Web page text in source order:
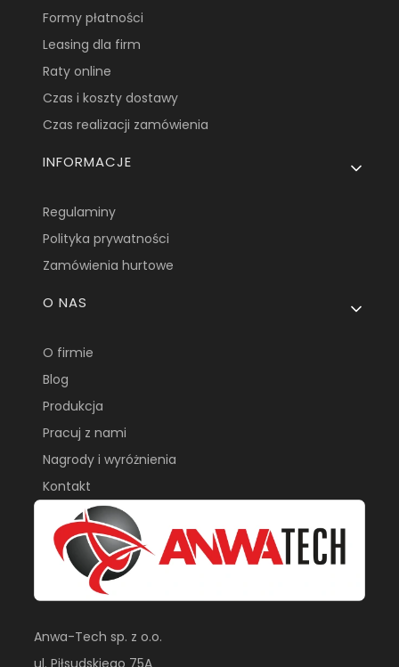
Formy płatności
Leasing dla firm
Raty online
Czas i koszty dostawy
Czas realizacji zamówienia
INFORMACJE
Regulaminy
Polityka prywatności
Zamówienia hurtowe
O NAS
O firmie
Blog
Produkcja
Pracuj z nami
Nagrody i wyróżnienia
Kontakt
Anwa-Tech sp. z o.o.